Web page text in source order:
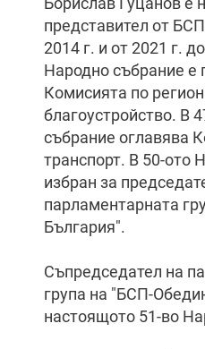
представител от
2014 г. и от 2021 г.
Народно събрание е
Комисията по
благоустройство. В
събрание оглавява
транспорт. В 50-ото
избран за
парламентарната
България".
Съпредседател на
група на "БСП-
настоящото 51-во